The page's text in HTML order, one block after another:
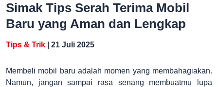
Simak Tips Serah Terima Mobil
Baru yang Aman dan Lengkap
Tips & Trik | 21 Juli 2025
Membeli mobil baru adalah momen yang membahagiakan.
Namun, jangan sampai rasa senang membuatmu lupa